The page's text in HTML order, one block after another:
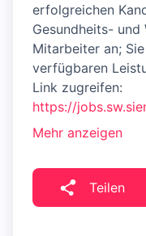
erfolgreichen
Gesundheits- und
Mitarbeiter an;
verfügbaren
Link zugreifen:
https://
Mehr anzeigen
Teilen